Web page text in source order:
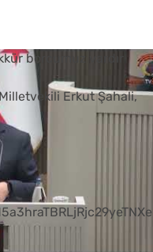
borcumuz vardır
Erkut Şahali,